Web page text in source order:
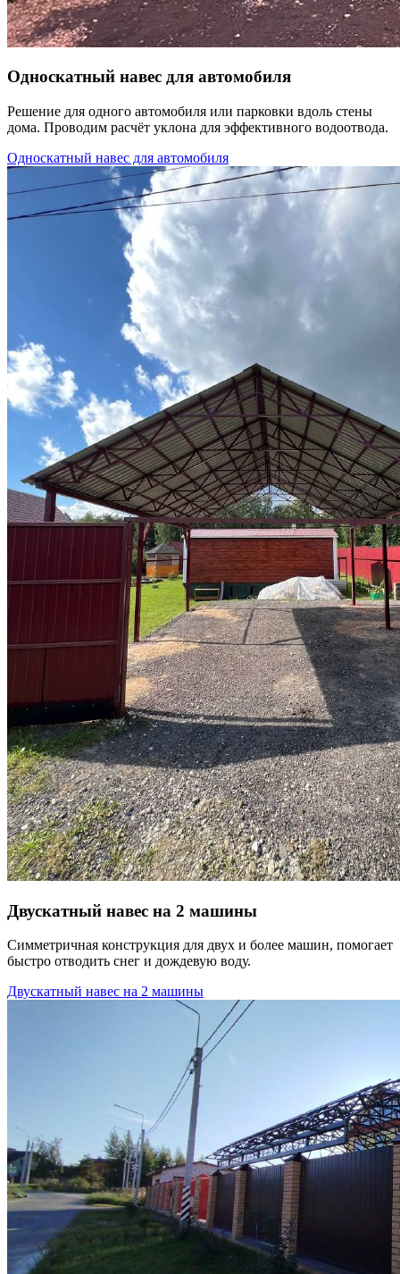
Односкатный навес для автомобиля
Решение для одного автомобиля или парковки вдоль стены
дома. Проводим расчёт уклона для эффективного водоотвода.
Односкатный навес для автомобиля
Двускатный навес на 2 машины
Симметричная конструкция для двух и более машин, помогает
быстро отводить снег и дождевую воду.
Двускатный навес на 2 машины